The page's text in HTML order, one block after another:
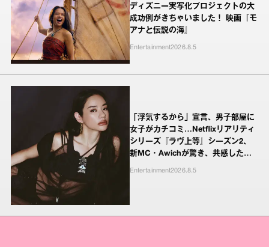
ディズニー実写化プロジェクトの大
成功例がきちゃいました！ 映画『モ
アナと伝説の海』
Entertainment2026.8.5
「浮気するから」宣言、男子部屋に
女子がカチコミ…Netflixリアリティ
シリーズ『ラヴ上等』シーズン2、
新MC・Awichが驚き、共感したヤ
Entertainment2026.8.5